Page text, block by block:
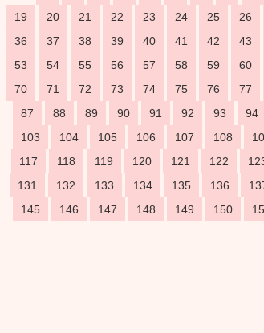
19
20 21 22 23 24 25 26
36
37 38 39 40 41 42 43
53
54 55 56 57 58 59 60
70
71 72 73 74 75 76 77
87
88 89 90 91 92 93 94
103
104 105 106 107 108
117
118 119 120 121 122
131
132 133 134 135 136
145
146 147 148 149 150